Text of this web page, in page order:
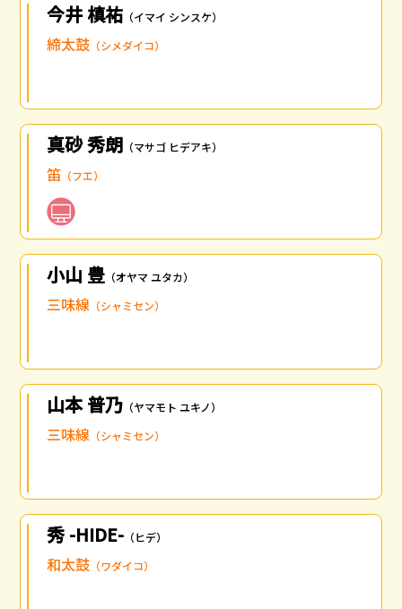
今井 槙祐 （イマイ シンスケ）
締太鼓 （シメダイコ）
真砂 秀朗 （マサゴ ヒデアキ）
笛 （フエ）
小山 豊 （オヤマ ユタカ）
三味線 （シャミセン）
山本 普乃 （ヤマモト ユキノ）
三味線 （シャミセン）
秀 -HIDE- （ヒデ）
和太鼓 （ワダイコ）